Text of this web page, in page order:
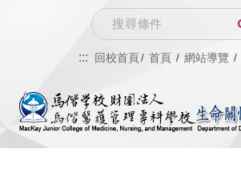
要
內
::: 回校首頁 首頁 網站導覽